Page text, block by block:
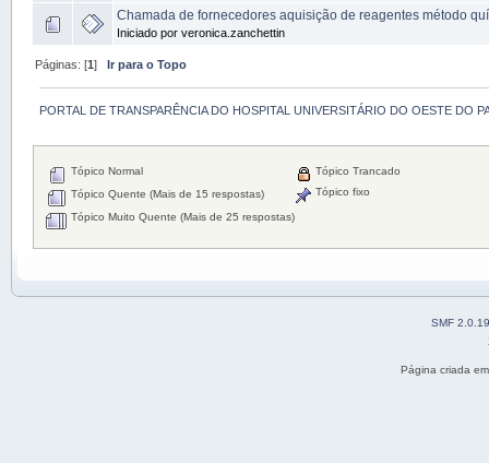
Chamada de fornecedores aquisição de reagentes método
Iniciado por veronica.zanchettin
Páginas: [1]Ir para o Topo
PORTAL DE TRANSPARÊNCIA DO HOSPITAL UNIVERSITÁRIO DO OESTE DO
Tópico Normal
Tópico Quente (Mais de 15 respostas)
Tópico Muito Quente (Mais de 25 respostas)
Tópico Trancado
Tópico fixo
SMF 2.0.19
Página criada